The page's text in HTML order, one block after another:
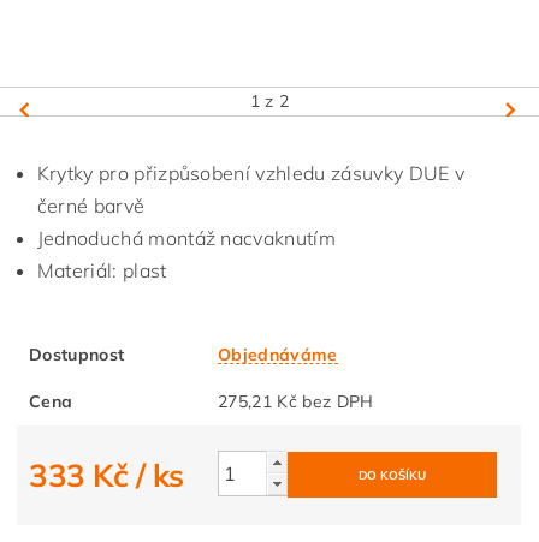
1 z 2
Krytky pro přizpůsobení vzhledu zásuvky DUE v
černé barvě
Jednoduchá montáž nacvaknutím
Materiál: plast
Dostupnost Objednáváme
Cena 275,21 Kč bez DPH
333 Kč/ ks